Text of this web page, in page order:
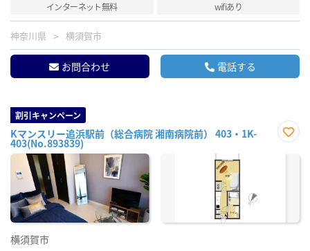
インターネット無料
wifiあり
神奈川県 横須賀市
お問合わせ 電話する
割引キャンペーン
Kマンスリー追浜駅前（総合病院 湘南病院前） 403・1K-
403(No.893839)
に入
横須賀市